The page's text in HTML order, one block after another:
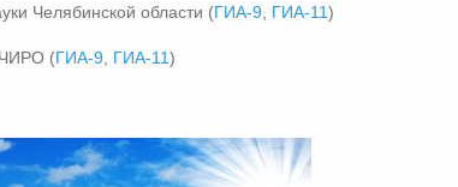
Челябинской области (ГИА-9 ГИА-11)
(ГИА-9 ГИА-11)